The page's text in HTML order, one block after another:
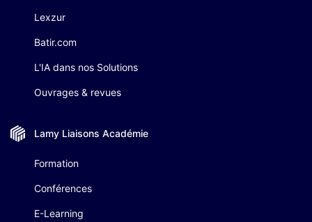
Lexzur
Batir.com
L'IA dans nos Solutions
Ouvrages & revues
Lamy Liaisons Académie
Formation
Conférences
E-Learning